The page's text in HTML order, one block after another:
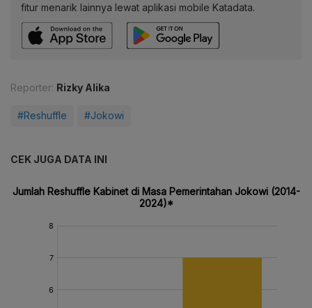
fitur menarik lainnya lewat aplikasi mobile Katadata.
Reporter: Rizky Alika
#Reshuffle #Jokowi
CEK JUGA DATA INI